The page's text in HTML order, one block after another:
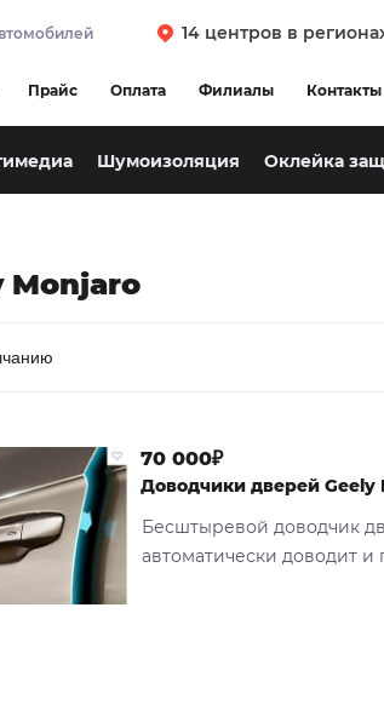
14 центров в
Прайс Оплата Филиалы Контакты
Шумоизоляция Оклейка
Monjaro
70 000₽
Доводчики дверей Geely
Бесштыревой доводчик
автоматически доводит и